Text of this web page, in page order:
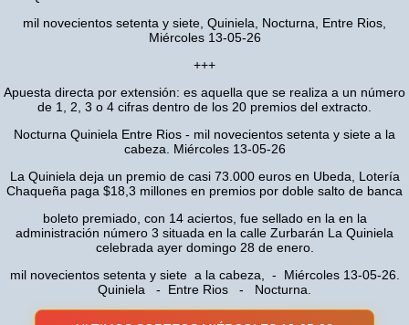
mil novecientos setenta y siete, Quiniela, Nocturna, Entre Rios,
Miércoles 13-05-26
+++
Apuesta directa por extensión: es aquella que se realiza a un número
de 1, 2, 3 o 4 cifras dentro de los 20 premios del extracto.
Nocturna Quiniela Entre Rios - mil novecientos setenta y siete a la
cabeza. Miércoles 13-05-26
La Quiniela deja un premio de casi 73.000 euros en Ubeda, Lotería
Chaqueña paga $18,3 millones en premios por doble salto de banca
boleto premiado, con 14 aciertos, fue sellado en la en la
administración número 3 situada en la calle Zurbarán La Quiniela
celebrada ayer domingo 28 de enero.
mil novecientos setenta y siete a la cabeza, - Miércoles 13-05-26.
Quiniela - Entre Rios - Nocturna.